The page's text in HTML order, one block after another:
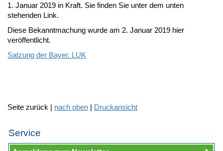
1. Januar 2019 in Kraft. Sie finden Sie unter dem unten
stehenden Link.
Diese Bekanntmachung wurde am 2. Januar 2019 hier
veröffentlicht.
Satzung der Bayer. LUK
Seite zurück | nach oben | Druckansicht
Service